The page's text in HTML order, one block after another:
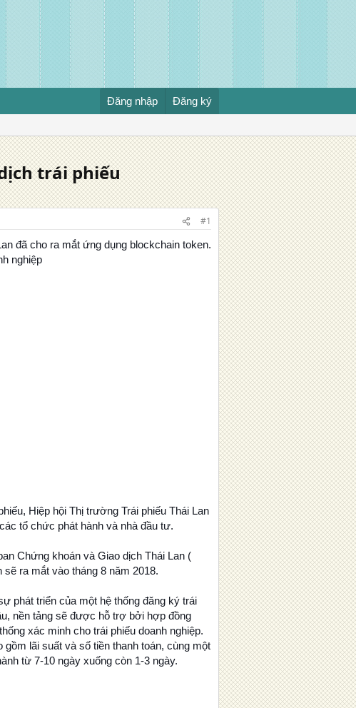
Đăng nhập Đăng ký
trái phiếu
#1
đã cho ra mắt ứng dụng blockchain token.
nghiệp
Hiệp hội Thị trường Trái phiếu Thái Lan
tổ chức phát hành và nhà đầu tư.
Chứng khoán và Giao dịch Thái Lan (
ra mắt vào tháng 8 năm 2018.
phát triển của một hệ thống đăng ký trái
nền tảng sẽ được hỗ trợ bởi hợp đồng
xác minh cho trái phiếu doanh nghiệp.
lãi suất và số tiền thanh toán, cùng một
từ 7-10 ngày xuống còn 1-3 ngày.